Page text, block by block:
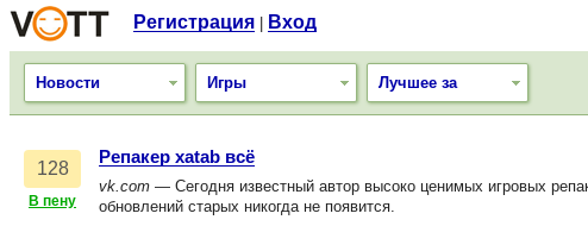
Регистрация Вход
Новости Игры Лучшее за
128
В пену
Репакер xatab всё
vk.com — Сегодня известный автор высоко ценимых игровых
обновлений старых никогда не появится.